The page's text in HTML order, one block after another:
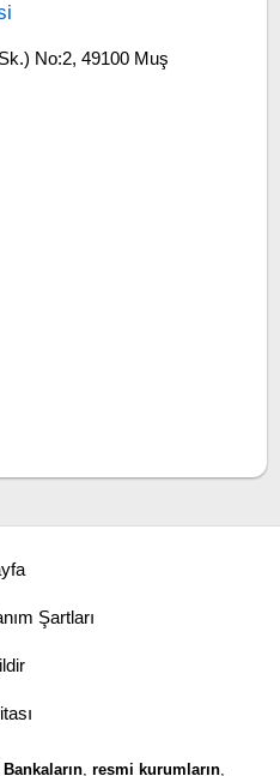
No:2, 49100 Muş
Şartları
Bankaların, resmi kurumların,